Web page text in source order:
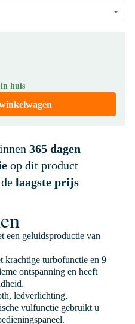
huis
365 dagen
op dit product
laagste prijs
een geluidsproductie van
krachtige turbofunctie en 9
ontspanning en heeft
ledverlichting,
vulfunctie gebruikt u